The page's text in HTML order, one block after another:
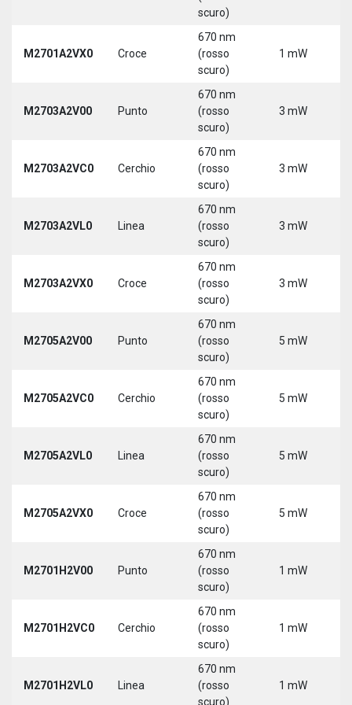
scuro)
M2701A2VX0 Croce
670 nm
(rosso
scuro)
1 mW
M2703A2V00 Punto
670 nm
(rosso
scuro)
3 mW
M2703A2VC0 Cerchio
670 nm
(rosso
scuro)
3 mW
M2703A2VL0 Linea
670 nm
(rosso
scuro)
3 mW
M2703A2VX0 Croce
670 nm
(rosso
scuro)
3 mW
M2705A2V00 Punto
670 nm
(rosso
scuro)
5 mW
M2705A2VC0 Cerchio
670 nm
(rosso
scuro)
5 mW
M2705A2VL0 Linea
670 nm
(rosso
scuro)
5 mW
M2705A2VX0 Croce
670 nm
(rosso
scuro)
5 mW
M2701H2V00 Punto
670 nm
(rosso
scuro)
1 mW
M2701H2VC0 Cerchio
670 nm
(rosso
scuro)
1 mW
M2701H2VL0 Linea
670 nm
(rosso
scuro)
1 mW